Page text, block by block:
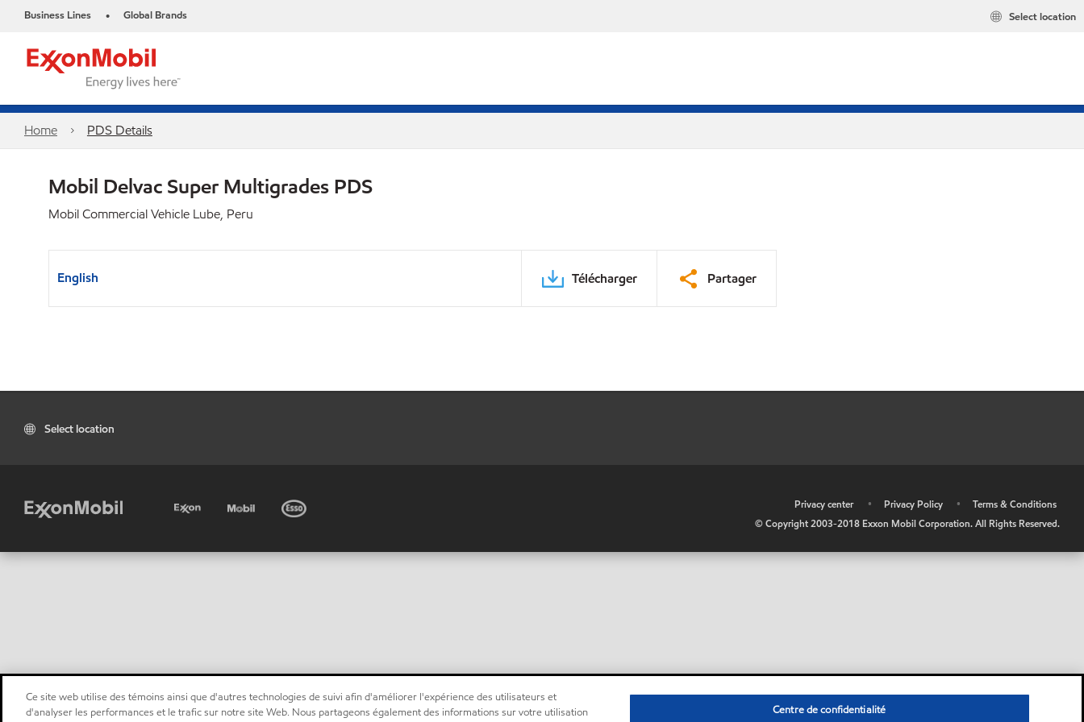
Business Lines • Global Brands Select location
Home PDS Details
Mobil Delvac Super Multigrades PDS
Mobil Commercial Vehicle Lube, Peru
English Télécharger Partager
Select location
Privacy center • Privacy Policy •
Terms & Conditions
© Copyright 2003-2018 Exxon Mobil Corporation. All Rights Reserved.
Ce site web utilise des témoins ainsi que d'autres technologies de suivi afin d'améliorer l'expérience des utilisateurs et
d'analyser les performances et le trafic sur notre site Web. Nous partageons également des informations sur votre utilisation
Centre de confidentialité